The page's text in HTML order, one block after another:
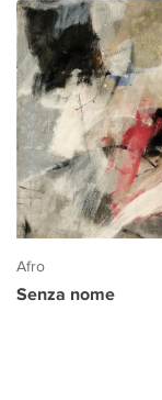
Afro
Senza nome